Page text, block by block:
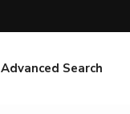
Advanced Search